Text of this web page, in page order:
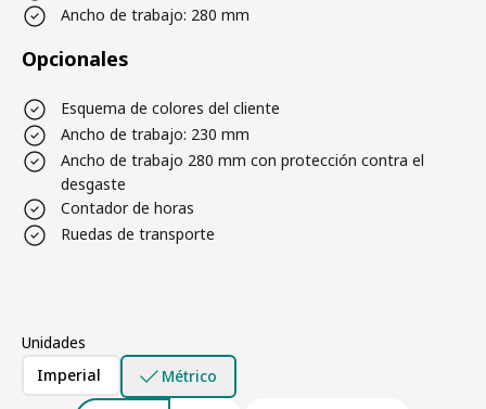
Ancho de trabajo: 280 mm
Opcionales
Esquema de colores del cliente
Ancho de trabajo: 230 mm
Ancho de trabajo 280 mm con protección contra el
desgaste
Contador de horas
Ruedas de transporte
Unidades
Imperial
Métrico